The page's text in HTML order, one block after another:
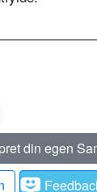
din egen